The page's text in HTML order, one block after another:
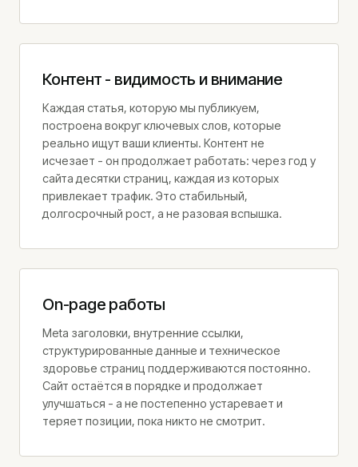
Контент - видимость и внимание
Каждая статья, которую мы публикуем,
построена вокруг ключевых слов, которые
реально ищут ваши клиенты. Контент не
исчезает - он продолжает работать: через год у
сайта десятки страниц, каждая из которых
привлекает трафик. Это стабильный,
долгосрочный рост, а не разовая вспышка.
On-page работы
Meta заголовки, внутренние ссылки,
структурированные данные и техническое
здоровье страниц поддерживаются постоянно.
Сайт остаётся в порядке и продолжает
улучшаться - а не постепенно устаревает и
теряет позиции, пока никто не смотрит.